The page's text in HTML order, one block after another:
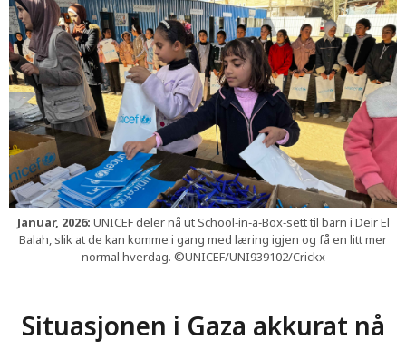
Januar, 2026: UNICEF deler nå ut School‑in‑a‑Box‑sett til barn i Deir El
Balah, slik at de kan komme i gang med læring igjen og få en litt mer
normal hverdag. ©UNICEF/UNI939102/Crickx
Situasjonen i Gaza akkurat nå